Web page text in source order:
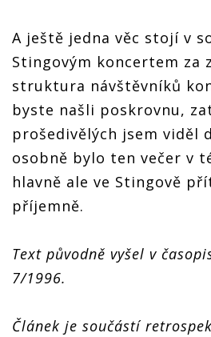
A ještě jedna věc stojí v
Stingovým koncertem za
struktura návštěvníků
byste našli poskrovnu,
prošedivělých jsem viděl
osobně bylo ten večer v
hlavně ale ve Stingově
příjemně.
Text původně vyšel v
7/1996.
Článek je součástí